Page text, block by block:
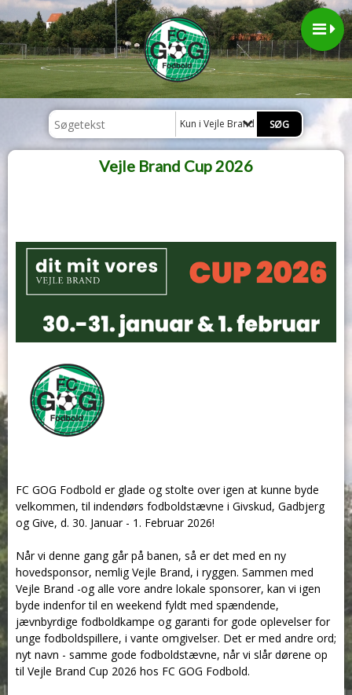
Kun i Vejle Brand Cup 2026
Vejle Brand Cup 2026
FC GOG Fodbold er glade og stolte over igen at kunne byde
velkommen, til indendørs fodboldstævne i Givskud, Gadbjerg
og Give, d. 30. Januar - 1. Februar 2026!
Når vi denne gang går på banen, så er det med en ny
hovedsponsor, nemlig Vejle Brand, i ryggen. Sammen med
Vejle Brand -og alle vore andre lokale sponsorer, kan vi igen
byde indenfor til en weekend fyldt med spændende,
jævnbyrdige fodboldkampe og garanti for gode oplevelser for
unge fodboldspillere, i vante omgivelser. Det er med andre ord;
nyt navn - samme gode fodboldstævne, når vi slår dørene op
til Vejle Brand Cup 2026 hos FC GOG Fodbold.